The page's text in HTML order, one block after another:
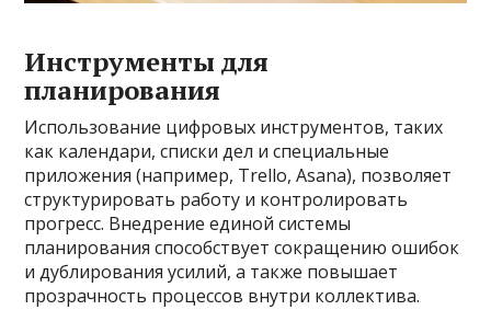
Инструменты для
планирования
Использование цифровых инструментов, таких
как календари, списки дел и специальные
приложения (например, Trello, Asana), позволяет
структурировать работу и контролировать
прогресс. Внедрение единой системы
планирования способствует сокращению ошибок
и дублирования усилий, а также повышает
прозрачность процессов внутри коллектива.